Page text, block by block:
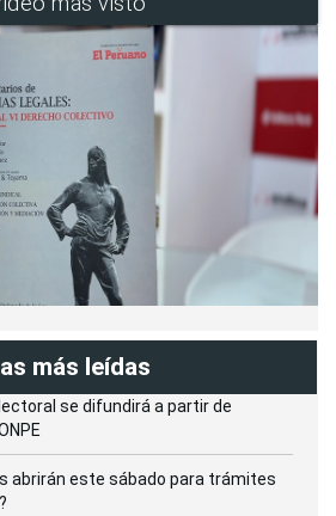
más leídas
se difundirá a partir de
abrirán este sábado para trámites